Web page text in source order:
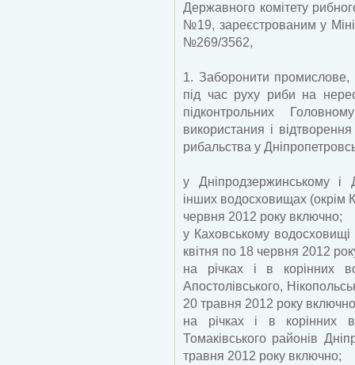
Державного комітету
№19, зареєстрованим у
№269/3562,
1. Заборонити промислове,
під час руху риби на
підконтрольних
використания і
рибальства у
у Дніпродзержинському і
інших водосховищах (окрім
червня 2012 року включно;
у Каховському водосховищі
квітня по 18 червня 2012
на річках і в корінних
Апостолівського,
20 травня 2012 року
на річках і в корінних
Томаківського районів
травня 2012 року включно;